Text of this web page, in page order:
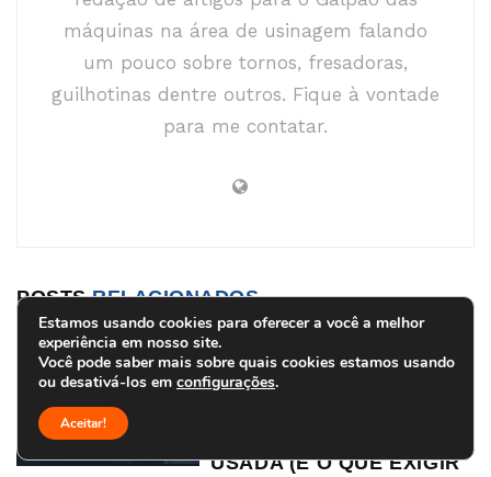
máquinas na área de usinagem falando
um pouco sobre tornos, fresadoras,
guilhotinas dentre outros. Fique à vontade
para me contatar.
POSTSRELACIONADOS
FRESADORAS
ACESSÓRIOS QUE
USADA (E O QUE EXIGIR
Estamos usando cookies para oferecer a você a melhor
experiência em nosso site.
Você pode saber mais sobre quais cookies estamos usando
ou desativá-los em configurações.
Aceitar!